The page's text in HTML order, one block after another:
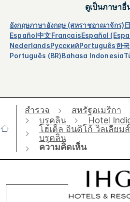
ดูเป็นภาษาอื่
อังกฤษภาษาอังกฤษ (สหราชอาณาจักร)
Español中文FrançaisEspañol
NederlandsРусскийPortuguês한
Português (BR)Bahasa Indonesia
สำรวจ สหรัฐอเมริกา
บรูคลิน
Hotel
โฮเต็ล อินดิโก้ วิลเลียม
บรูคลิน
ความคิดเห็น